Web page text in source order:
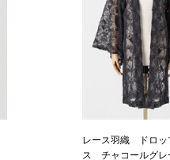
レース羽織 ドロッ
ス チャコールグレ